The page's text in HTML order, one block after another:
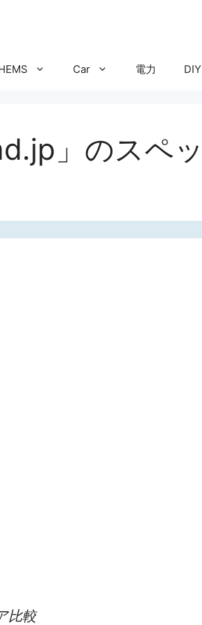
Car 電力 DIY
」のスペッ
比較